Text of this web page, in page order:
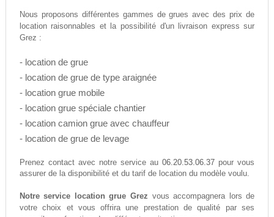
Nous proposons différentes gammes de grues avec des prix de
location raisonnables et la possibilité d'un livraison express sur
Grez :
- location de grue
- location de grue de type araignée
- location grue mobile
- location grue spéciale chantier
- location camion grue avec chauffeur
- location de grue de levage
Prenez contact avec notre service au06.20.53.06.37 pour vous
assurer de la disponibilité et du tarif de location du modèle voulu.
Notre service location grue Grez vous accompagnera lors de
votre choix et vous offrira une prestation de qualité par ses